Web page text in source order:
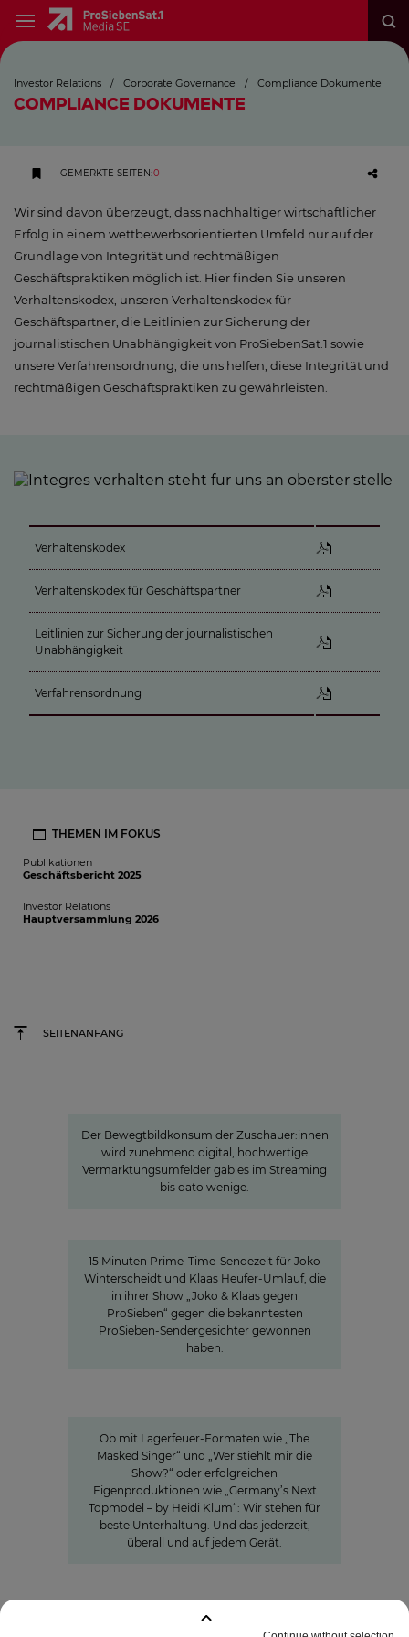
Investor Relations / Corporate Governance / Compliance Dokumente
COMPLIANCE DOKUMENTE
GEMERKTE SEITEN:0
Wir sind davon überzeugt, dass nachhaltiger wirtschaftlicher
Erfolg in einem wettbewerbsorientierten Umfeld nur auf der
Grundlage von Integrität und rechtmäßigen
Geschäftspraktiken möglich ist. Hier finden Sie unseren
Verhaltenskodex, unseren Verhaltenskodex für
Geschäftspartner, die Leitlinien zur Sicherung der
journalistischen Unabhängigkeit von ProSiebenSat.1 sowie
unsere Verfahrensordnung, die uns helfen, diese Integrität und
rechtmäßigen Geschäftspraktiken zu gewährleisten.
Verhaltenskodex
Verhaltenskodex für Geschäftspartner
Leitlinien zur Sicherung der journalistischen
Unabhängigkeit
Verfahrensordnung
THEMEN IM FOKUS
Publikationen
Geschäftsbericht 2025
Investor Relations
Hauptversammlung 2026
SEITENANFANG
Der Bewegtbildkonsum der Zuschauer:innen
wird zunehmend digital, hochwertige
Vermarktungsumfelder gab es im Streaming
bis dato wenige.
15 Minuten Prime-Time-Sendezeit für Joko
Winterscheidt und Klaas Heufer-Umlauf, die
in ihrer Show „Joko & Klaas gegen
ProSieben“ gegen die bekanntesten
ProSieben-Sendergesichter gewonnen
haben.
Ob mit Lagerfeuer-Formaten wie „The
Masked Singer“ und „Wer stiehlt mir die
Show?“ oder erfolgreichen
Eigenproduktionen wie „Germany’s Next
Topmodel – by Heidi Klum“: Wir stehen für
beste Unterhaltung. Und das jederzeit,
überall und auf jedem Gerät.